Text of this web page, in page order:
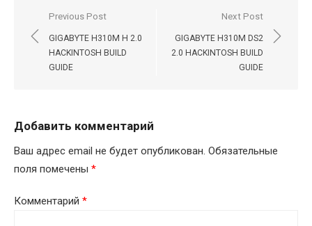
Навигация
по
записям
Previous Post
GIGABYTE H310M H 2.0
HACKINTOSH BUILD
GUIDE
Next Post
GIGABYTE H310M DS2
2.0 HACKINTOSH BUILD
GUIDE
Добавить комментарий
Ваш адрес email не будет опубликован. Обязательные
поля помечены *
Комментарий *